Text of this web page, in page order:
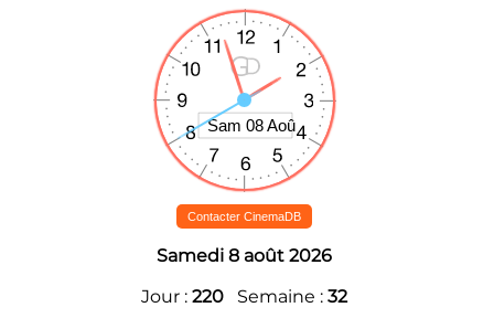
Contacter CinemaDB
Samedi 8 août 2026
Jour : 220 Semaine : 32